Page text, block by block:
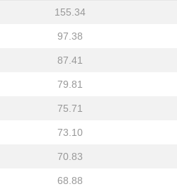
155.34
97.38
87.41
79.81
75.71
73.10
70.83
68.88